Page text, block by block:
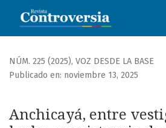
Anchicayá, entre vestigios de la
NÚM. 225 (2025), VOZ DESDE LA BASE
Anchicayá, entre
Publicado en: noviembre 13, 2025